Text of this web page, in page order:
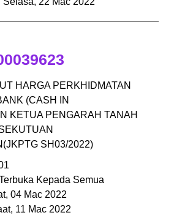
HARGA PERKHIDMATAN
(CASH IN
KETUA PENGARAH TANAH
SH03/2022)
Kepada Semua
04 Mac 2022
11 Mac 2022